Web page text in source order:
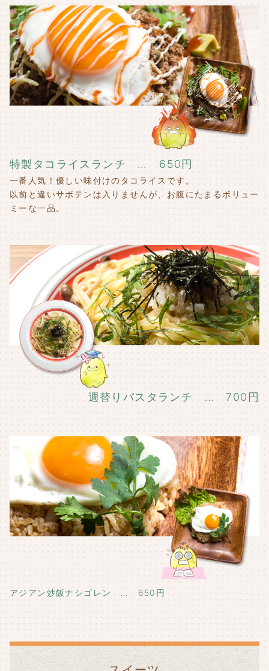
特製タコライスランチ … 650円
一番人気！優しい味付けのタコライスです。
以前と違いサボテンは入りませんが、お腹にたまるボリュー
ミーな一品。
週替りパスタランチ … 700円
アジアン炒飯ナシゴレン … 650円